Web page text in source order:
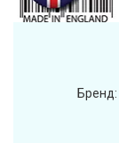
Бренд: